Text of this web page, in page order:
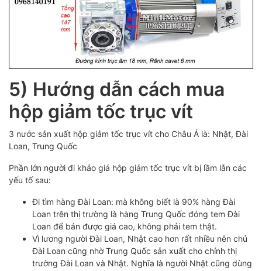
5) Hướng dẫn cách mua
hộp giảm tốc trục vít
3 nước sản xuất hộp giảm tốc trục vít cho Châu Á là: Nhật, Đài
Loan, Trung Quốc
Phần lớn người đi khảo giá hộp giảm tốc trục vít bị lầm lẫn các
yếu tố sau:
Đi tìm hàng Đài Loan: mà không biết là 90% hàng Đài
Loan trên thị trường là hàng Trung Quốc đóng tem Đài
Loan để bán được giá cao, không phải tem thật.
Vì lương người Đài Loan, Nhật cao hơn rất nhiều nên chủ
Đài Loan cũng nhờ Trung Quốc sản xuất cho chính thị
trường Đài Loan và Nhật. Nghĩa là người Nhật cũng dùng